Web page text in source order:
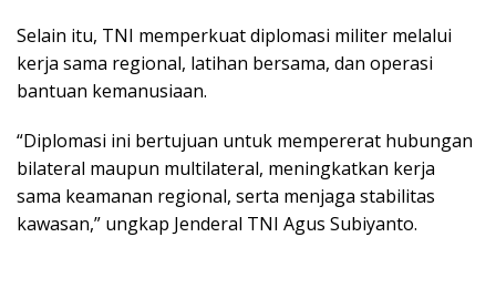
Selain itu, TNI memperkuat diplomasi militer melalui
kerja sama regional, latihan bersama, dan operasi
bantuan kemanusiaan.
“Diplomasi ini bertujuan untuk mempererat hubungan
bilateral maupun multilateral, meningkatkan kerja
sama keamanan regional, serta menjaga stabilitas
kawasan,” ungkap Jenderal TNI Agus Subiyanto.